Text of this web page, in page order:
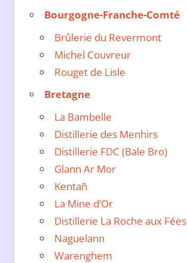
Bourgogne-Franche-Comté
Brûlerie du Revermont
Michel Couvreur
Rouget de Lisle
Bretagne
La Bambelle
Distillerie des Menhirs
Distillerie FDC (Bale Bro)
Glann Ar Mor
Kentañ
La Mine d’Or
Distillerie La Roche aux Fées
Naguelann
Warenghem